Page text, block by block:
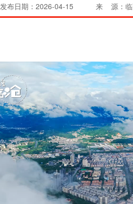
发布日期：2026-04-15 来 源：临